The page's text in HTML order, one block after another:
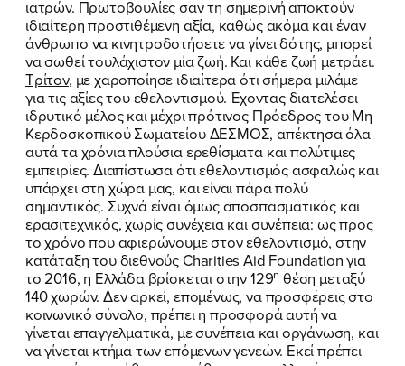
FB IN TW YT LN VB TIKTOK
ιατρών. Πρωτοβουλίες σαν τη σημερινή αποκτούν
ιδιαίτερη προστιθέμενη αξία, καθώς ακόμα και έναν
άνθρωπο να κινητροδοτήσετε να γίνει δότης, μπορεί
να σωθεί τουλάχιστον μία ζωή. Και κάθε ζωή μετράει.
Τρίτον, με χαροποίησε ιδιαίτερα ότι σήμερα μιλάμε
για τις αξίες του εθελοντισμού. Έχοντας διατελέσει
ιδρυτικό μέλος και μέχρι πρότινος Πρόεδρος του Μη
Κερδοσκοπικού Σωματείου ΔΕΣΜΟΣ, απέκτησα όλα
αυτά τα χρόνια πλούσια ερεθίσματα και πολύτιμες
εμπειρίες. Διαπίστωσα ότι εθελοντισμός ασφαλώς και
υπάρχει στη χώρα μας, και είναι πάρα πολύ
σημαντικός. Συχνά είναι όμως αποσπασματικός και
ερασιτεχνικός, χωρίς συνέχεια και συνέπεια: ως προς
το χρόνο που αφιερώνουμε στον εθελοντισμό, στην
κατάταξη του διεθνούς Charities Aid Foundation για
το 2016, η Ελλάδα βρίσκεται στην 129η θέση μεταξύ
140 χωρών. Δεν αρκεί, επομένως, να προσφέρεις στο
κοινωνικό σύνολο, πρέπει η προσφορά αυτή να
γίνεται επαγγελματικά, με συνέπεια και οργάνωση, και
να γίνεται κτήμα των επόμενων γενεών. Εκεί πρέπει